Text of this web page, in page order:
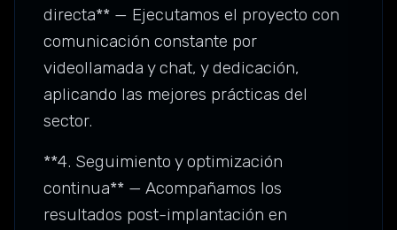
directa** — Ejecutamos el proyecto con
comunicación constante por
videollamada y chat, y dedicación,
aplicando las mejores prácticas del
sector.
**4. Seguimiento y optimización
continua** — Acompañamos los
resultados post-implantación en